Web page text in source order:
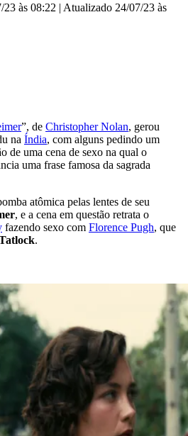
23 às 08:22 | Atualizado 24/07/23 às
”, de Christopher Nolan, gerou
na Índia, com alguns pedindo um
de uma cena de sexo na qual o
uma frase famosa da sagrada
atômica pelas lentes de seu
, e a cena em questão retrata o
fazendo sexo com Florence Pugh, que
.